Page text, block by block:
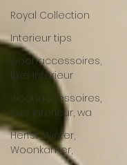
Royal Collection
Interieur tips
woonaccessoires,
luxe interieur
woonaccessoires,
luxe interieur, wa
Herfst, Winter,
Woonkamer,